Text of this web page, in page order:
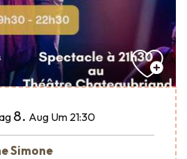
8. Aug Um 21:30
Simone